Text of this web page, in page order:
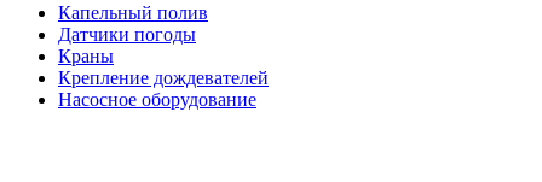
Капельный полив
Датчики погоды
Краны
Крепление дождевателей
Насосное оборудование